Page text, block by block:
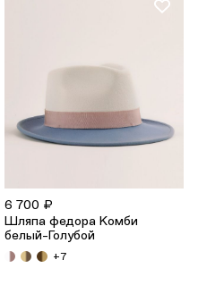
6 700 ₽
Шляпа федора Комби
белый-Голубой
+7